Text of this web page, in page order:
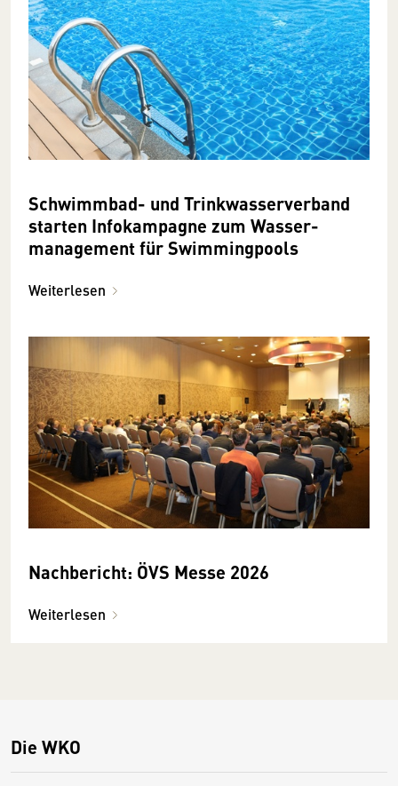
Schwimmbad- und Trink­wasser­­­­verband
starten Info­­kampagne zum Wasser­­­
manage­ment für Swimming­­­pools
Weiterlesen
Nachbericht: ÖVS Messe 2026
Weiterlesen
Die WKO